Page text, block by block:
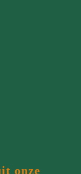
onze